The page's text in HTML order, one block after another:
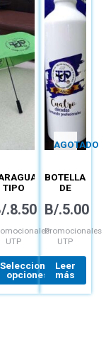
TIPO
.8.50
UTP
Seleccionar
opciones
múltiples
variantes.
Las
opciones
se
pueden
elegir
de
producto
AGOTADO
BOTELLA
DE
LOGO 40
B/.5.00
Promocionales
UTP
Leer
más